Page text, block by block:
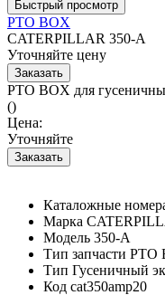
PTO BOX
CATERPILLAR 350-A
Уточняйте цену
PTO BOX для
()
Цена:
Уточняйте
Каталожные
Марка
Модель 350-A
Тип запчасти PTO
Тип Гусеничный
Код cat350amp20